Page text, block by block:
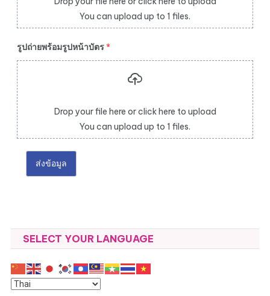
You can upload up to 1 files.
รูปถ่ายพร้อมรูปหน้าบัตร*
Drop your file here or click here to upload
You can upload up to 1 files.
ส่งข้อมูล
SELECT YOUR LANGUAGE